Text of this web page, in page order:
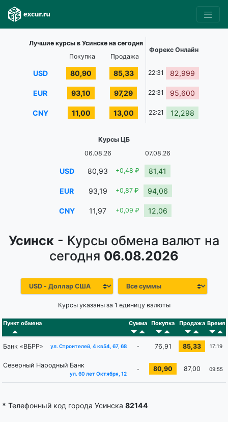
Усинск - Курсы обмена валют на
сегодня 06.08.2026
Курсы указаны за 1 единицу валюты
Пункт обмена Сумма Покупка Продажа Время
Банк «ВБРР» ул. Строителей, 4 кв54, 67, 68 - 76,91 85,33 17:19
Северный Народный Банк
ул. 60 лет Октября, 12
- 80,90 87,00 09:55
* Телефонный код города Усинска 82144
Лучшие курсы в Усинске на сегодня
Форекс Онлайн
Покупка
Продажа
USD 80,90 85,33 22:31 82,999
EUR 93,10 97,29 22:31 95,600
CNY 11,00 13,00 22:21 12,298
Курсы ЦБ
06.08.26
07.08.26
USD 80,93 +0,48 ₽ 81,41
EUR 93,19 +0,87 ₽ 94,06
CNY 11,97 +0,09 ₽ 12,06